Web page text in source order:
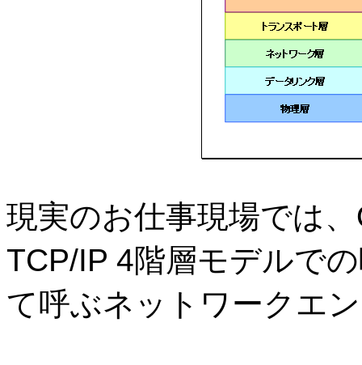
現実のお仕事現場では、
TCP/IP 4階層モデルで
て呼ぶネットワークエ